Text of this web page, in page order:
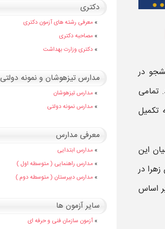
در
تمامی
تکمیل
این
در
اساس
دکتری
» معرفی رشته های آزمون دکتری
» مصاحبه دکتری
» دکتری وزارت بهداشت
مدارس تیزهوشان و نمونه دولتی
» مدارس تیزهوشان
» مدارس نمونه دولتی
معرفی مدارس
» مدارس ابتدایی
» مدارس راهنمایی ( متوسطه اول )
» مدارس دبیرستان ( متوسطه دوم )
سایر آزمون ها
» آزمون سازمان فنی و حرفه ای